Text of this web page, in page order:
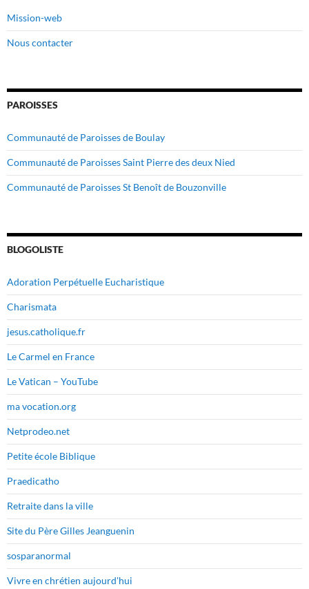
Mission-web
Nous contacter
PAROISSES
Communauté de Paroisses de Boulay
Communauté de Paroisses Saint Pierre des deux Nied
Communauté de Paroisses St Benoît de Bouzonville
BLOGOLISTE
Adoration Perpétuelle Eucharistique
Charismata
jesus.catholique.fr
Le Carmel en France
Le Vatican – YouTube
ma vocation.org
Netprodeo.net
Petite école Biblique
Praedicatho
Retraite dans la ville
Site du Père Gilles Jeanguenin
sosparanormal
Vivre en chrétien aujourd'hui